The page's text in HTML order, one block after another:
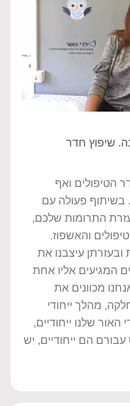
שיפוץ חדר
הטיפולים ואף
בשיתוף פעולה עם
התרומות שלכם,
והאשפוז.
עיצבנו את
המגיעים אליו אחת
מכוונים את
מהלך ייחודי
שלנו ייחודיים,
הם ייחודיים, יש